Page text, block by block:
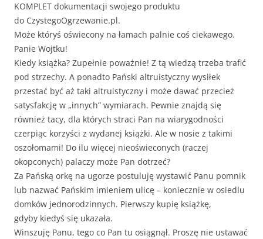
KOMPLET dokumentacji swojego produktu
do CzystegoOgrzewanie.pl.
Może któryś oświecony na łamach palnie coś ciekawego.
Panie Wojtku!
Kiedy książka? Zupełnie poważnie! Z tą wiedzą trzeba trafić
pod strzechy. A ponadto Pański altruistyczny wysiłek
przestać być aż taki altruistyczny i może dawać przecież
satysfakcję w „innych” wymiarach. Pewnie znajdą się
również tacy, dla których straci Pan na wiarygodności
czerpiąc korzyści z wydanej książki. Ale w nosie z takimi
oszołomami! Do ilu więcej nieoświeconych (raczej
okopconych) palaczy może Pan dotrzeć?
Za Pańską orkę na ugorze postuluję wystawić Panu pomnik
lub nazwać Pańskim imieniem ulicę – koniecznie w osiedlu
domków jednorodzinnych. Pierwszy kupię książkę,
gdyby kiedyś się ukazała.
Winszuję Panu, tego co Pan tu osiągnął. Proszę nie ustawać